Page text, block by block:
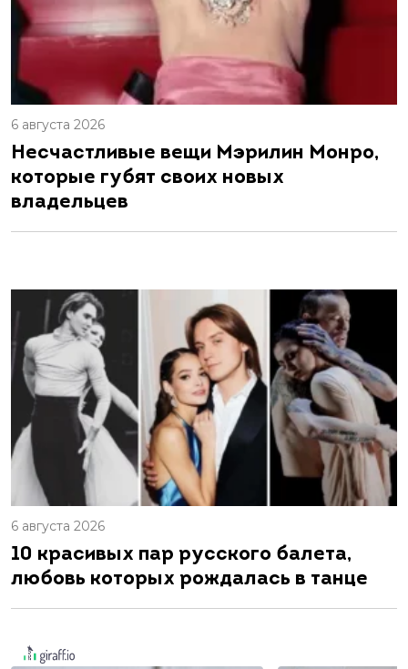
6 августа 2026
Несчастливые вещи Мэрилин Монро,
которые губят своих новых
владельцев
6 августа 2026
10 красивых пар русского балета,
любовь которых рождалась в танце